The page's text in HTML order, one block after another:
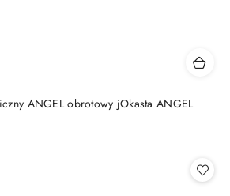
ANGEL obrotowy jOkasta ANGEL